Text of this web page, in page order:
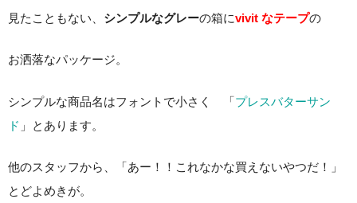
見たこともない、 シンプルなグレーの箱にvivit なテープの
お洒落なパッケージ。
シンプルな商品名はフォントで小さく 「プレスバターサン
ド 」とあります。
他のスタッフから、「あー！！これなかな買えないやつだ！」
とどよめきが。